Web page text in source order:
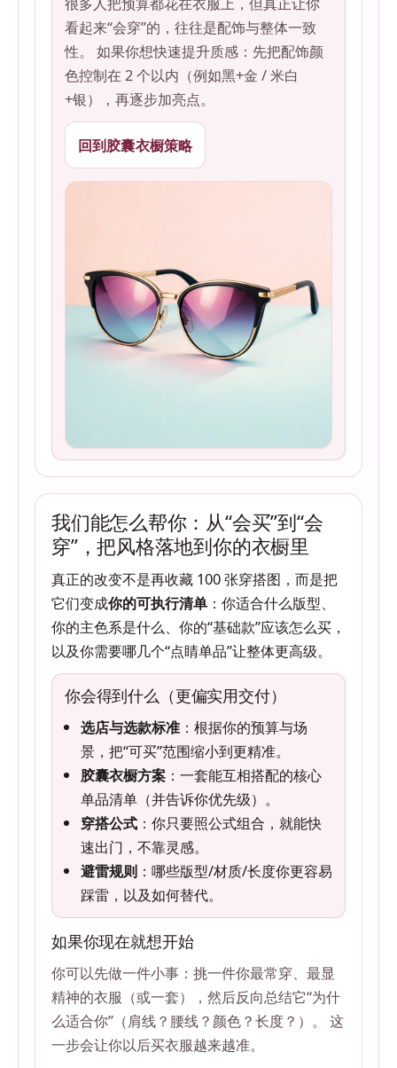
看起来“会穿”的，往往是配饰与整体一致
性。 如果你想快速提升质感：先把配饰颜
色控制在 2 个以内（例如黑+金 / 米白
+银），再逐步加亮点。
回到胶囊衣橱策略
我们能怎么帮你：从“会买”到“会
穿”，把风格落地到你的衣橱里
真正的改变不是再收藏 100 张穿搭图，而是把
它们变成你的可执行清单 ：你适合什么版型、
你的主色系是什么、你的“基础款”应该怎么买，
以及你需要哪几个“点睛单品”让整体更高级。
你会得到什么（更偏实用交付）
选店与选款标准 ：根据你的预算与场
景，把“可买”范围缩小到更精准。
胶囊衣橱方案 ：一套能互相搭配的核心
单品清单（并告诉你优先级）。
穿搭公式 ：你只要照公式组合，就能快
速出门，不靠灵感。
避雷规则 ：哪些版型/材质/长度你更容易
踩雷，以及如何替代。
如果你现在就想开始
你可以先做一件小事：挑一件你最常穿、最显
精神的衣服（或一套），然后反向总结它“为什
么适合你”（肩线？腰线？颜色？长度？）。 这
一步会让你以后买衣服越来越准。